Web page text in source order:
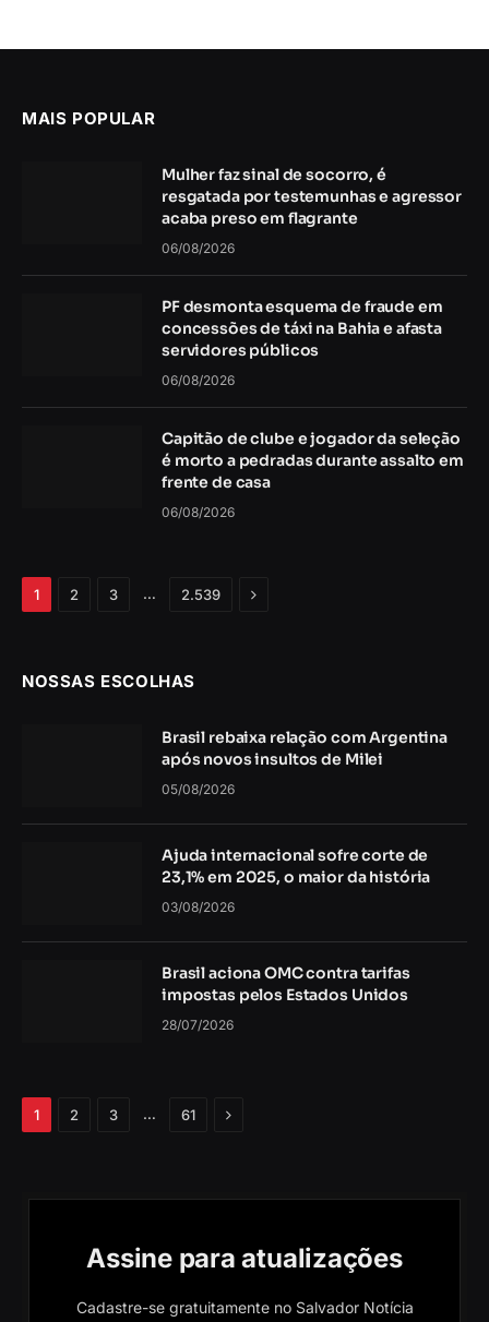
MAIS POPULAR
Mulher faz sinal de socorro, é
resgatada por testemunhas e agressor
acaba preso em flagrante
06/08/2026
PF desmonta esquema de fraude em
concessões de táxi na Bahia e afasta
servidores públicos
06/08/2026
Capitão de clube e jogador da seleção
é morto a pedradas durante assalto em
frente de casa
06/08/2026
1 2 3 … 2.539 Próximo
NOSSAS ESCOLHAS
Brasil rebaixa relação com Argentina
após novos insultos de Milei
05/08/2026
Ajuda internacional sofre corte de
23,1% em 2025, o maior da história
03/08/2026
Brasil aciona OMC contra tarifas
impostas pelos Estados Unidos
28/07/2026
1 2 3 … 61 Próximo
Assine para atualizações
Cadastre-se gratuitamente no Salvador Notícia